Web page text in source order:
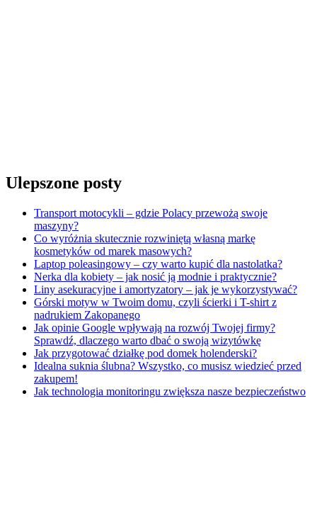
Ulepszone posty
Transport motocykli – gdzie Polacy przewożą swoje
maszyny?
Co wyróżnia skutecznie rozwiniętą własną markę
kosmetyków od marek masowych?
Laptop poleasingowy – czy warto kupić dla nastolatka?
Nerka dla kobiety – jak nosić ją modnie i praktycznie?
Liny asekuracyjne i amortyzatory – jak je wykorzystywać?
Górski motyw w Twoim domu, czyli ścierki i T-shirt z
nadrukiem Zakopanego
Jak opinie Google wpływają na rozwój Twojej firmy?
Sprawdź, dlaczego warto dbać o swoją wizytówkę
Jak przygotować działkę pod domek holenderski?
Idealna suknia ślubna? Wszystko, co musisz wiedzieć przed
zakupem!
Jak technologia monitoringu zwiększa nasze bezpieczeństwo